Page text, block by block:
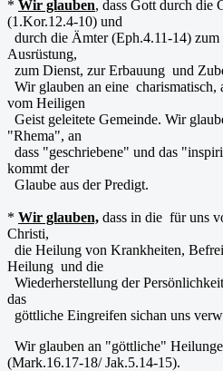
* Wir glauben, dass Gott durch die
(1.Kor.12.4-10) und
durch die Ämter (Eph.4.11-14)
Ausrüstung,
zum Dienst, zur Erbauung und
Wir glauben an eine charismatisch,
vom Heiligen
Geist geleitete Gemeinde. Wir
"Rhema", an
dass "geschriebene" und das
kommt der
Glaube aus der Predigt.
* Wir glauben, dass in die für uns
Christi,
die Heilung von Krankheiten,
Heilung und die
Wiederherstellung der
das
göttliche Eingreifen sichan uns
Wir glauben an "göttliche"
(Mark.16.17-18/ Jak.5.14-15).